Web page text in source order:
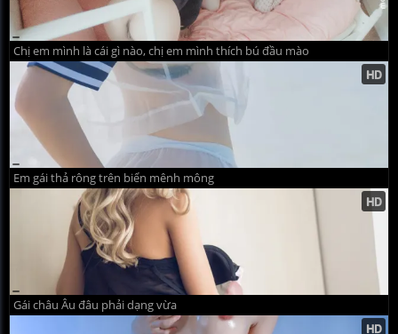
Chị em mình là cái gì nào, chị em mình thích bú đầu mào
Em gái thả rông trên biển mênh mông
Gái châu Âu đâu phải dạng vừa